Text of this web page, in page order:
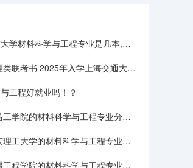
学材料科学与工程专业是几本,怎么样
年入学上海交通大学材料科学与工程学院MEM提前面试攻略预面试申请流程
工程好就业吗！？
学与工程专业分数线高不高 南昌工学院材料科学与工程专业历年分数线参考表单
学与工程专业分数线高不高 重庆理工大学材料科学与工程专业历年分数线参考表单
学与工程专业分数线高不高 新疆工程学院材料科学与工程专业历年分数线参考表单